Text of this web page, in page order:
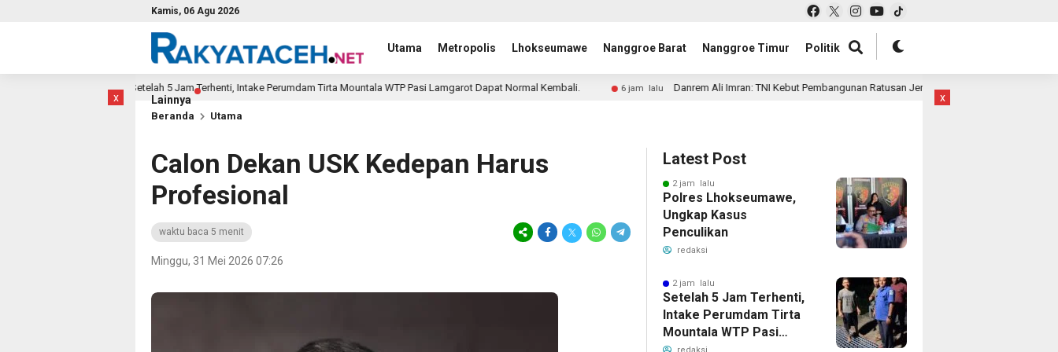
Kamis, 06 Agu 2026
Utama Metropolis Lhokseumawe Nanggroe Barat Nanggroe Timur Politik
Lainnya
x
Setelah 5 Jam Terhenti, Intake Perumdam Tirta Mountala WTP Pasi Lamgarot Dapat Normal Kembali. 6 jam lalu Danrem Ali Imran: TNI Kebut Pembangunan Ratusan Jembatan di Aceh, Infrastruktur Jadi Prioritas
Beranda Utama
Calon Dekan USK Kedepan Harus
Profesional
waktu baca 5 menit
Minggu, 31 Mei 2026 07:26
Latest Post
2 jam lalu
Polres Lhokseumawe,
Ungkap Kasus
Penculikan
redaksi
2 jam lalu
Setelah 5 Jam Terhenti,
Intake Perumdam Tirta
Mountala WTP Pasi
x